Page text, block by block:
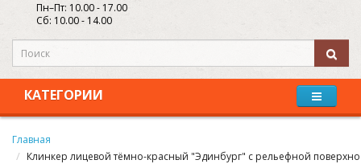
Пн–Пт: 10.00 - 17.00
Сб: 10.00 - 14.00
КАТЕГОРИИ
Главная
Клинкер лицевой тёмно-красный "Эдинбург" с рельефной